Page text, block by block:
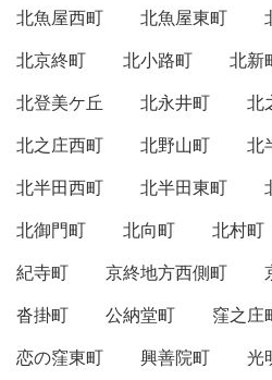
北魚屋西町
北魚屋東町
北京終町
北小路町 北新
北登美ケ丘
北永井町
北
北之庄西町
北野山町
北
北半田西町
北半田東町
北御門町
北向町 北村町
紀寺町
京終地方西側町
沓掛町
公納堂町 窪之庄
恋の窪東町
興善院町 光